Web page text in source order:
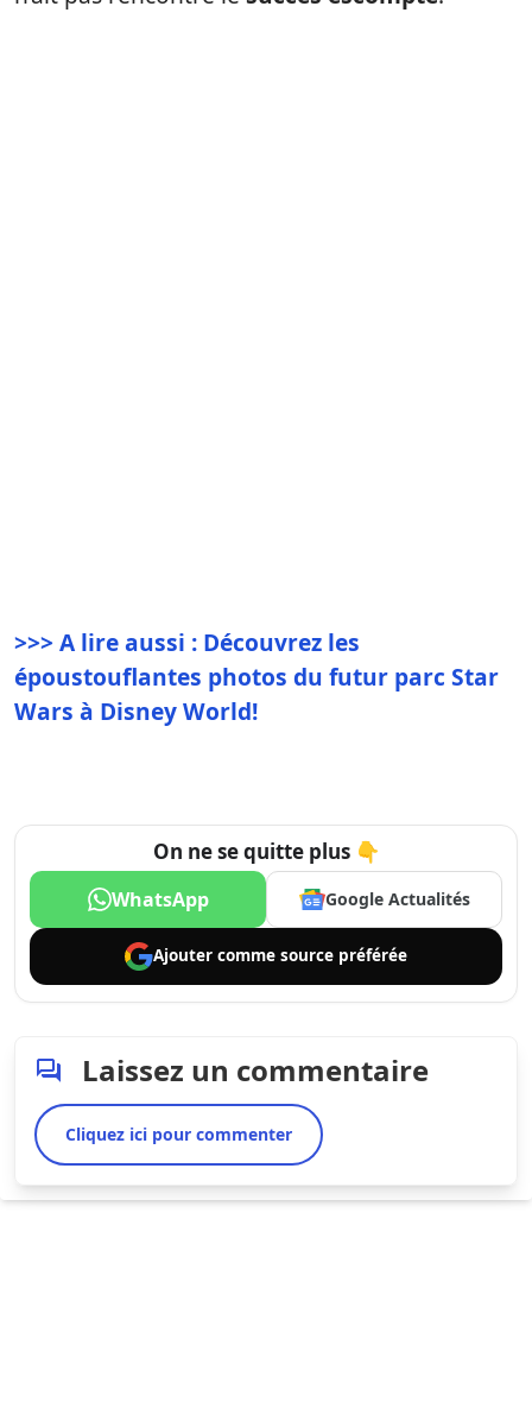
>>> A lire aussi : Découvrez les
époustouflantes photos du futur parc Star
Wars à Disney World!
On ne se quitte plus 👇
WhatsApp Google Actualités
Ajouter comme source préférée
Laissez un commentaire
Cliquez ici pour commenter